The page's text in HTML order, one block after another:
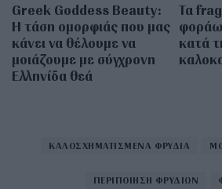
Greek Goddess Beauty:
Η τάση ομορφιάς που μας
κάνει να θέλουμε να
μοιάζουμε με σύγχρονη
Ελληνίδα θεά
Τα
φοράω
κατά
ΚΑΛΟΣΧΗΜΑΤΙΣΜΕΝΑ ΦΡΥΔΙΑ
ΠΕΡΙΠΟΙΗΣΗ ΦΡΥΔΙΩΝ